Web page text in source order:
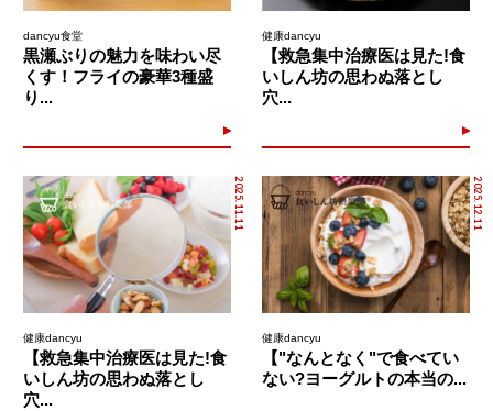
dancyu食堂
黒瀬ぶりの魅力を味わい尽
くす！フライの豪華3種盛
り...
健康dancyu
【救急集中治療医は見た!食
いしん坊の思わぬ落とし
穴...
2025.11.11
健康dancyu
【救急集中治療医は見た!食
いしん坊の思わぬ落とし
穴...
2025.12.11
健康dancyu
【"なんとなく"で食べてい
ない?ヨーグルトの本当の...